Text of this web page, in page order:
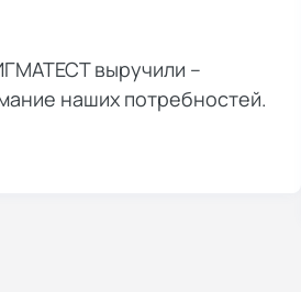
выручили –
наших потребностей.